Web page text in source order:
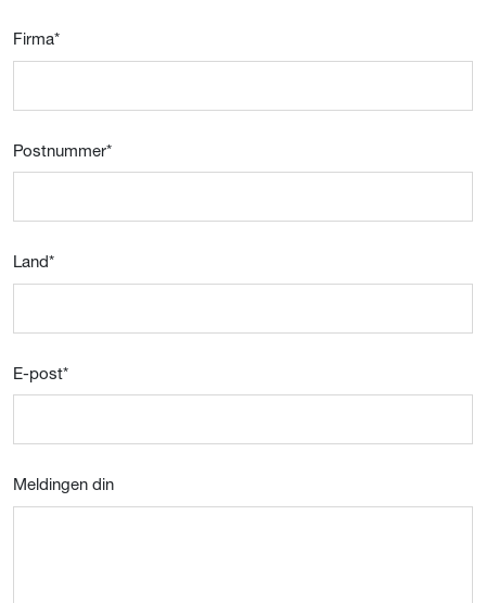
Firma*
Postnummer*
Land*
E-post*
Meldingen din